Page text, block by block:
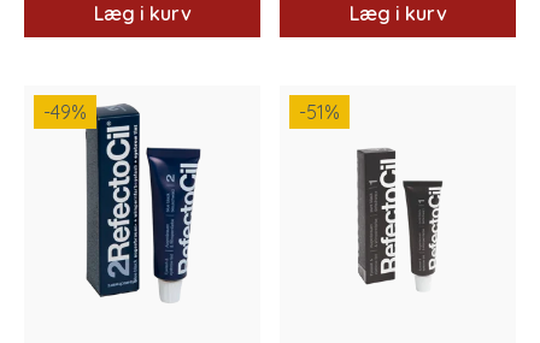
Læg i kurv Læg i kurv
-49% -51%